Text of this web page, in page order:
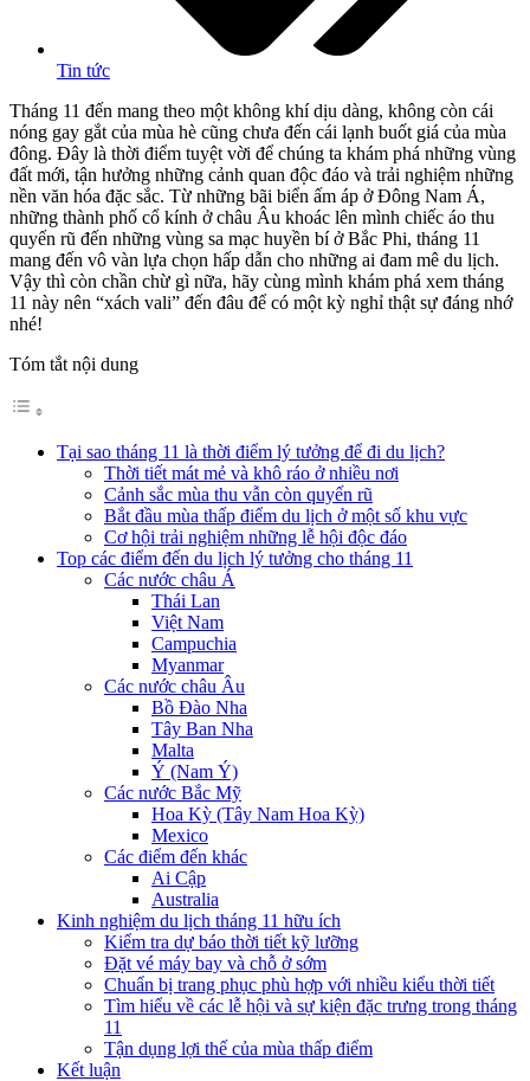
Tin tức
Tháng 11 đến mang theo một không khí dịu dàng, không còn cái
nóng gay gắt của mùa hè cũng chưa đến cái lạnh buốt giá của mùa
đông. Đây là thời điểm tuyệt vời để chúng ta khám phá những vùng
đất mới, tận hưởng những cảnh quan độc đáo và trải nghiệm những
nền văn hóa đặc sắc. Từ những bãi biển ấm áp ở Đông Nam Á,
những thành phố cổ kính ở châu Âu khoác lên mình chiếc áo thu
quyến rũ đến những vùng sa mạc huyền bí ở Bắc Phi, tháng 11
mang đến vô vàn lựa chọn hấp dẫn cho những ai đam mê du lịch.
Vậy thì còn chần chừ gì nữa, hãy cùng mình khám phá xem tháng
11 này nên “xách vali” đến đâu để có một kỳ nghỉ thật sự đáng nhớ
nhé!
Tóm tắt nội dung
Tại sao tháng 11 là thời điểm lý tưởng để đi du lịch?
Thời tiết mát mẻ và khô ráo ở nhiều nơi
Cảnh sắc mùa thu vẫn còn quyến rũ
Bắt đầu mùa thấp điểm du lịch ở một số khu vực
Cơ hội trải nghiệm những lễ hội độc đáo
Top các điểm đến du lịch lý tưởng cho tháng 11
Các nước châu Á
Thái Lan
Việt Nam
Campuchia
Myanmar
Các nước châu Âu
Bồ Đào Nha
Tây Ban Nha
Malta
Ý (Nam Ý)
Các nước Bắc Mỹ
Hoa Kỳ (Tây Nam Hoa Kỳ)
Mexico
Các điểm đến khác
Ai Cập
Australia
Kinh nghiệm du lịch tháng 11 hữu ích
Kiểm tra dự báo thời tiết kỹ lưỡng
Đặt vé máy bay và chỗ ở sớm
Chuẩn bị trang phục phù hợp với nhiều kiểu thời tiết
Tìm hiểu về các lễ hội và sự kiện đặc trưng trong tháng
11
Tận dụng lợi thế của mùa thấp điểm
Kết luận